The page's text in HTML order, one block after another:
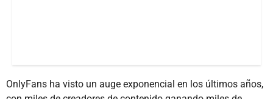
OnlyFans ha visto un auge exponencial en los últimos años,